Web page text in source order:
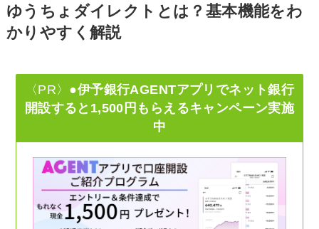
ゆうちょダイレクトとは？基本機能をわ
かりやすく解説
〈PR〉 ●伊予銀行AGENTアプリでネット銀行
開設すると1,500円もらえるキャンペーン実施
中